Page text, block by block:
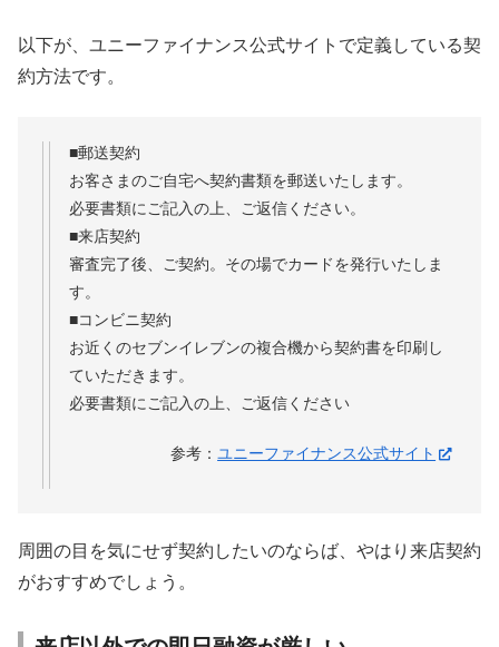
以下が、ユニーファイナンス公式サイトで定義している契
約方法です。
■郵送契約
お客さまのご自宅へ契約書類を郵送いたします。
必要書類にご記入の上、ご返信ください。
■来店契約
審査完了後、ご契約。その場でカードを発行いたしま
す。
■コンビニ契約
お近くのセブンイレブンの複合機から契約書を印刷し
ていただきます。
必要書類にご記入の上、ご返信ください
参考：ユニーファイナンス公式サイト
周囲の目を気にせず契約したいのならば、やはり来店契約
がおすすめでしょう。